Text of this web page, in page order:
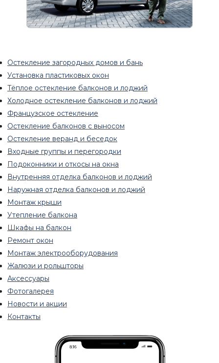
Остекление загородных домов и бань
Установка пластиковых окон
Тёплое остекление балконов и лоджий
Холодное остекление балконов и лоджий
Французское остекление
Остекление балконов с выносом
Остекление веранд и беседок
Входные группы и перегородки
Подоконники и откосы на окна
Внутренняя отделка балконов и лоджий
Наружная отделка балконов и лоджий
Монтаж крыши
Утепление балкона
Шкафы на балкон
Ремонт окон
Монтаж электрооборудования
Жалюзи и рольшторы
Аксессуары
Фотогалерея
Новости и акции
Контакты